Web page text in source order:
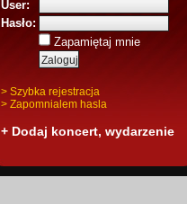
User:
Hasło:
Zapamiętaj mnie
> Szybka rejestracja
> Zapomnialem hasla
+ Dodaj koncert, wydarzenie